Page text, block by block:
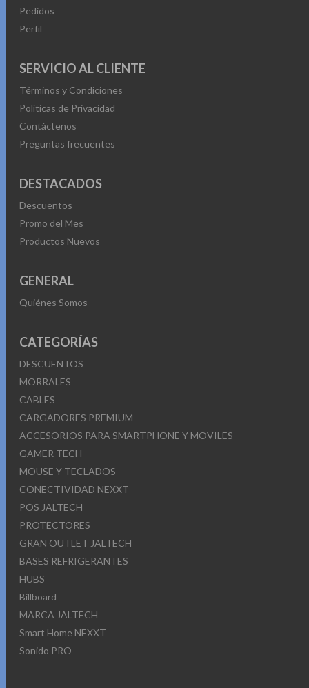
Pedidos
Perfil
SERVICIO AL CLIENTE
Términos y Condiciones
Políticas de Privacidad
Contáctenos
Preguntas frecuentes
DESTACADOS
Descuentos
Promo del Mes
Productos Nuevos
GENERAL
Quiénes Somos
CATEGORÍAS
DESCUENTOS
MORRALES
CABLES
CARGADORES PREMIUM
ACCESORIOS PARA SMARTPHONE Y MOVILES
GAMER TECH
MOUSE Y TECLADOS
CONECTIVIDAD NEXXT
POS JALTECH
PROTECTORES
GRAN OUTLET JALTECH
BASES REFRIGERANTES
HUBS
Billboard
MARCA JALTECH
Smart Home NEXXT
Sonido PRO